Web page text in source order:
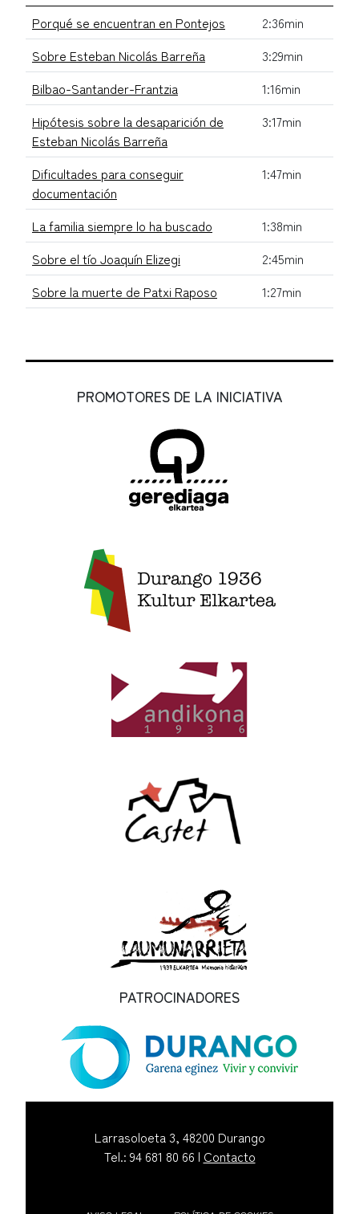
Porqué se encuentran en Pontejos
2:36min
Sobre Esteban Nicolás Barreña
3:29min
Bilbao-Santander-Frantzia
1:16min
Hipótesis sobre la desaparición de
Esteban Nicolás Barreña
3:17min
Dificultades para conseguir
documentación
1:47min
La familia siempre lo ha buscado
1:38min
Sobre el tío Joaquín Elizegi
2:45min
Sobre la muerte de Patxi Raposo
1:27min
PROMOTORES DE LA INICIATIVA
PATROCINADORES
Larrasoloeta 3, 48200 Durango
Tel.: 94 681 80 66 | Contacto